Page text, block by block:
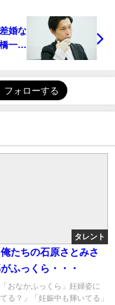
婚な
一生
タレント
俺たちの石原さとみさ
ふっくら・・・
おなかふっくら」妊婦姿に
てる？」「妊娠中も輝いてる」